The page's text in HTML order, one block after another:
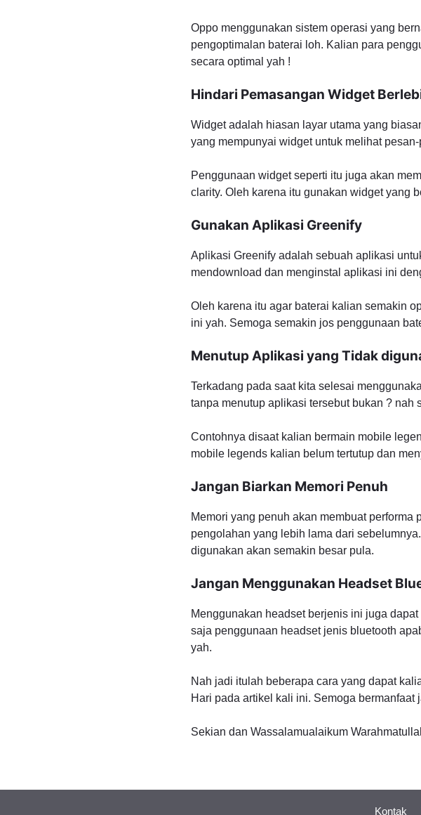
Oppo menggunakan sistem operasi yang
pengoptimalan baterai loh. Kalian para
secara optimal yah !
Hindari Pemasangan Widget
Widget adalah hiasan layar utama yang
yang mempunyai widget untuk melihat
Penggunaan widget seperti itu juga akan
clarity. Oleh karena itu gunakan widget yang
Gunakan Aplikasi Greenify
Aplikasi Greenify adalah sebuah aplikasi
mendownload dan menginstal aplikasi ini
Oleh karena itu agar baterai kalian semakin
ini yah. Semoga semakin jos penggunaan
Menutup Aplikasi yang Tidak
Terkadang pada saat kita selesai
tanpa menutup aplikasi tersebut bukan ?
Contohnya disaat kalian bermain mobile
mobile legends kalian belum tertutup dan
Jangan Biarkan Memori Penuh
Memori yang penuh akan membuat
pengolahan yang lebih lama dari
digunakan akan semakin besar pula.
Jangan Menggunakan Headset
Menggunakan headset berjenis ini juga
saja penggunaan headset jenis bluetooth
yah.
Nah jadi itulah beberapa cara yang dapat
Hari pada artikel kali ini. Semoga
Sekian dan Wassalamualaikum
Kontak